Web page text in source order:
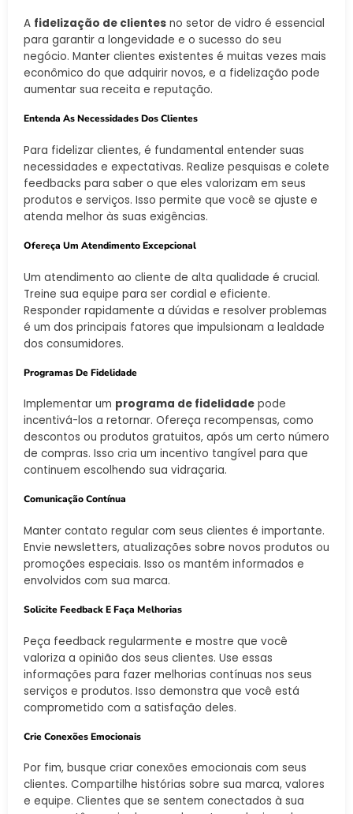
A fidelização de clientes no setor de vidro é essencial
para garantir a longevidade e o sucesso do seu
negócio. Manter clientes existentes é muitas vezes mais
econômico do que adquirir novos, e a fidelização pode
aumentar sua receita e reputação.
Entenda As Necessidades Dos Clientes
Para fidelizar clientes, é fundamental entender suas
necessidades e expectativas. Realize pesquisas e colete
feedbacks para saber o que eles valorizam em seus
produtos e serviços. Isso permite que você se ajuste e
atenda melhor às suas exigências.
Ofereça Um Atendimento Excepcional
Um atendimento ao cliente de alta qualidade é crucial.
Treine sua equipe para ser cordial e eficiente.
Responder rapidamente a dúvidas e resolver problemas
é um dos principais fatores que impulsionam a lealdade
dos consumidores.
Programas De Fidelidade
Implementar um programa de fidelidade pode
incentivá-los a retornar. Ofereça recompensas, como
descontos ou produtos gratuitos, após um certo número
de compras. Isso cria um incentivo tangível para que
continuem escolhendo sua vidraçaria.
Comunicação Contínua
Manter contato regular com seus clientes é importante.
Envie newsletters, atualizações sobre novos produtos ou
promoções especiais. Isso os mantém informados e
envolvidos com sua marca.
Solicite Feedback E Faça Melhorias
Peça feedback regularmente e mostre que você
valoriza a opinião dos seus clientes. Use essas
informações para fazer melhorias contínuas nos seus
serviços e produtos. Isso demonstra que você está
comprometido com a satisfação deles.
Crie Conexões Emocionais
Por fim, busque criar conexões emocionais com seus
clientes. Compartilhe histórias sobre sua marca, valores
e equipe. Clientes que se sentem conectados à sua